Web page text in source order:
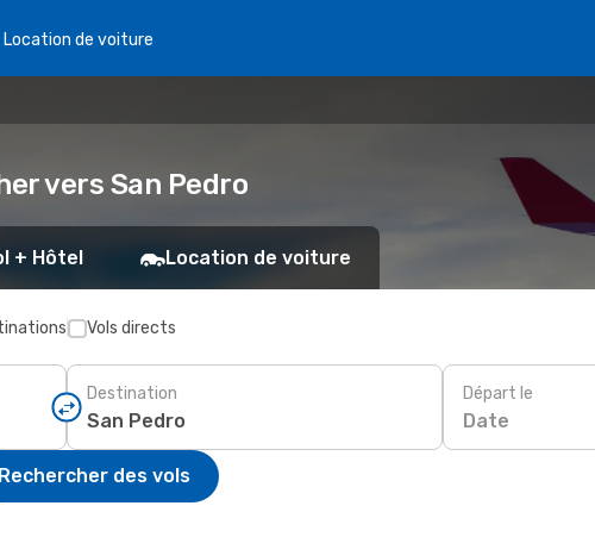
Location de voiture
vers San Pedro
+ Hôtel Location de voiture
Vols directs
Destination Départ le
Date
Rechercher des vols